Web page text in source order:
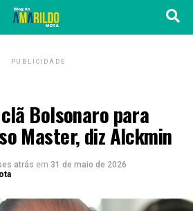
PUBLICIDADE
Bolsonaro para
Master, diz Alckmin
atrás em 31 de maio de 2026